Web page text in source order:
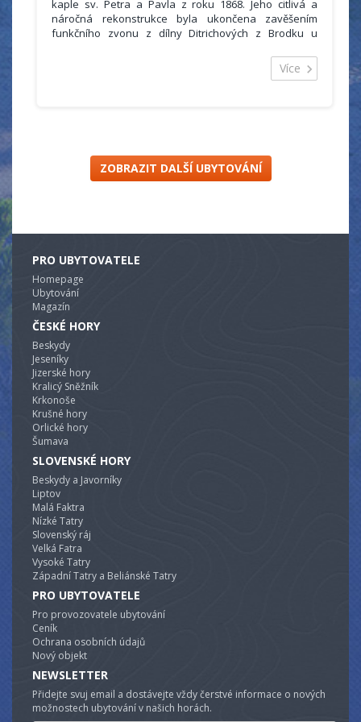
kaple sv. Petra a Pavla z roku 1868. Jeho citlivá a
náročná rekonstrukce byla ukončena zavěšením
funkčního zvonu z dílny Ditrichových z Brodku u
V loňském roce byl v anketě MF Dnes hotel zařazen
mezi 10 nejoriginálnějších ubytovacích zařízení v celé
Více
ZOBRAZIT DALŠÍ UBYTOVÁNÍ
PRO UBYTOVATELE
Homepage
Ubytování
Magazín
ČESKÉ HORY
Beskydy
Jeseníky
Jizerské hory
Kralicý Sněžník
Krkonoše
Krušné hory
Orlické hory
Šumava
SLOVENSKÉ HORY
Beskydy a Javorníky
Liptov
Malá Faktra
Nízké Tatry
Slovenský ráj
Velká Fatra
Vysoké Tatry
Západní Tatry a Beliánské Tatry
PRO UBYTOVATELE
Pro provozovatele ubytování
Ceník
Ochrana osobních údajů
Nový objekt
NEWSLETTER
Přidejte svuj email a dostávejte vždy čerstvé informace o nových
možnostech ubytování v našich horách.